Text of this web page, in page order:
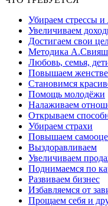
Убираем стрессы
Увеличиваем
Достигаем свои
Методика
Любовь, семья,
Повышаем
Становимся
Помощь молодёжи
Налаживаем
Открываем
Убираем страхи
Повышаем
Выздоравливаем
Увеличиваем
Поднимаемся по
Развиваем бизнес
Избавляемся от
Прощаем себя и